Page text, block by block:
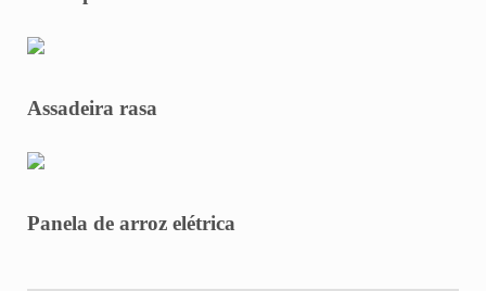
Assadeira rasa
Panela de arroz elétrica